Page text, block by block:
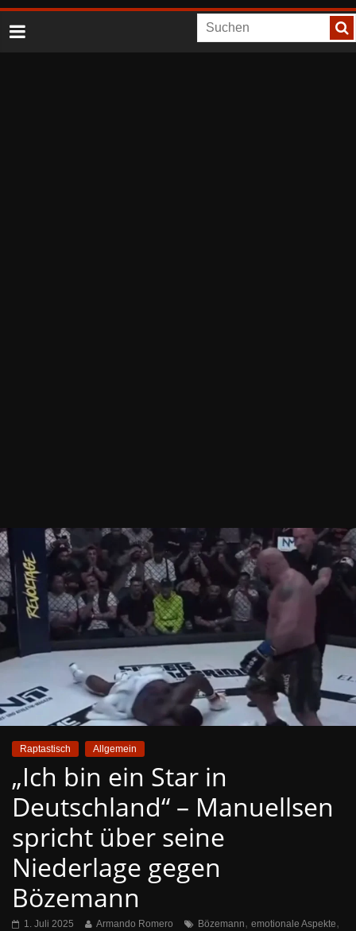
Raptastisch Allgemein
„Ich bin ein Star in
Deutschland“ – Manuellsen
spricht über seine
Niederlage gegen
Bözemann
1. Juli 2025 Armando Romero Bözemann, emotionale Aspekte,